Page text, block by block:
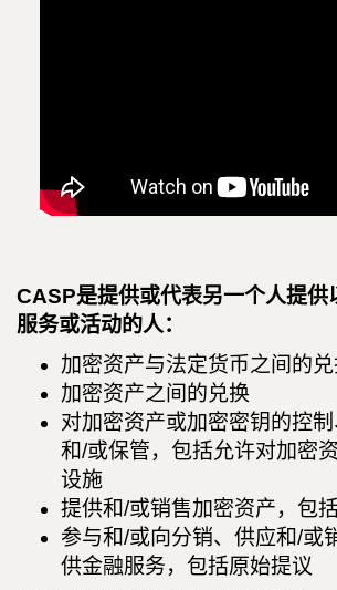
CASP是提供或代表另一个人提供
服务或活动的人：
加密资产与法定货币之间的兑
加密资产之间的兑换
对加密资产或加密密钥的控
和/或保管，包括允许对加密
设施
提供和/或销售加密资产，包
参与和/或向分销、供应和/或
供金融服务，包括原始提议